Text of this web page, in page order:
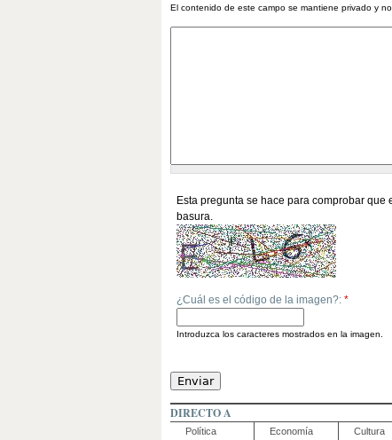
El contenido de este campo se mantiene privado y
Esta pregunta se hace para comprobar
basura.
¿Cuál es el código de la imagen?: *
Introduzca los caracteres mostrados en la imagen.
DIRECTO A
Política Economía Cultura